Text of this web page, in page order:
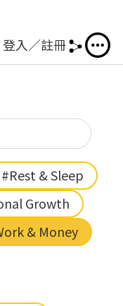
登入／註冊
#Rest & Sleep
Growth
& Money